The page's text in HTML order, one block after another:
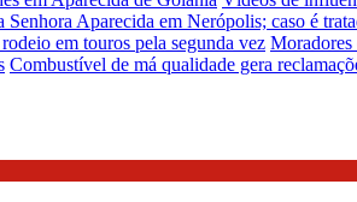
Aparecida em Nerópolis; caso é
em touros pela segunda vez Moradores
Combustível de má qualidade gera